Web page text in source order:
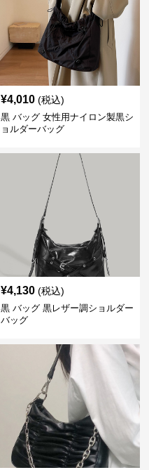
¥4,010 (税込)
黒 バッグ 女性用ナイロン製黒シ
ョルダーバッグ
¥4,130 (税込)
黒 バッグ 黒レザー調ショルダー
バッグ